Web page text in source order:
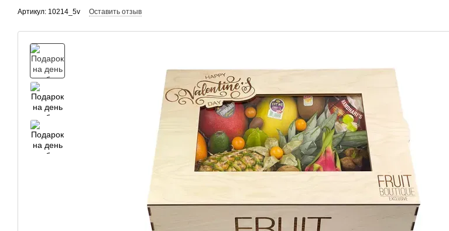
Артикул: 10214_5v Оставить отзыв